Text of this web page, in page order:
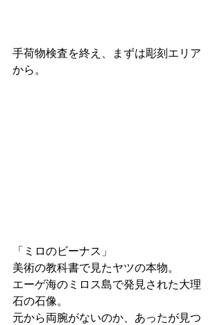
手荷物検査を終え、まずは彫刻エリア
から。
「ミロのビーナス」
美術の教科書で見たヤツの本物。
エーゲ海のミロス島で発見された大理
石の石像。
元から両腕がないのか、あったが見つ